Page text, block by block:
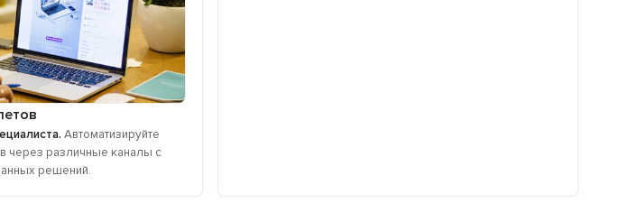
Автоматизируйте
через различные каналы с
решений.